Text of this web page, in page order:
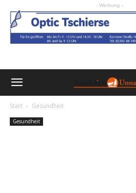
- Werbung -
Start Gesundheit
Gesundheit